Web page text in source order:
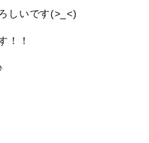
しいです(>_<)
！！